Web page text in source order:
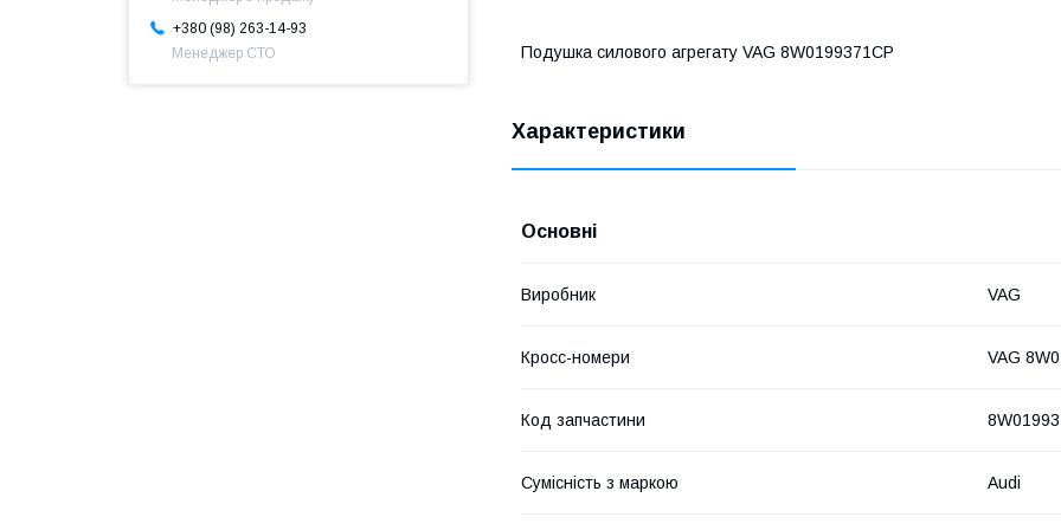
Подушка силового агрегату VAG 8W0199371CP
Характеристики
Основні
Виробник VAG
Кросс-номери VAG
Код запчастини
Сумісність з маркою Audi
+380 (98) 263-14-93
Менеджер СТО